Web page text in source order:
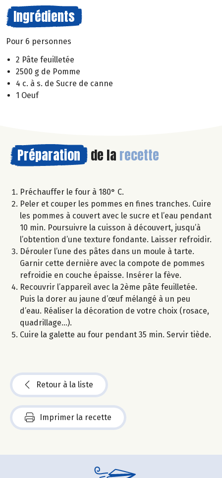
Ingrédients
Pour 6 personnes
2 Pâte feuilletée
2500 g de Pomme
4 c. à s. de Sucre de canne
1 Oeuf
Préparation de la recette
Préchauffer le four à 180° C.
Peler et couper les pommes en fines tranches. Cuire
les pommes à couvert avec le sucre et l’eau pendant
10 min. Poursuivre la cuisson à découvert, jusqu’à
l’obtention d’une texture fondante. Laisser refroidir.
Dérouler l’une des pâtes dans un moule à tarte.
Garnir cette dernière avec la compote de pommes
refroidie en couche épaisse. Insérer la fève.
Recouvrir l’appareil avec la 2ème pâte feuilletée.
Puis la dorer au jaune d’œuf mélangé à un peu
d’eau. Réaliser la décoration de votre choix (rosace,
quadrillage...).
Cuire la galette au four pendant 35 min. Servir tiède.
Retour à la liste
Imprimer la recette